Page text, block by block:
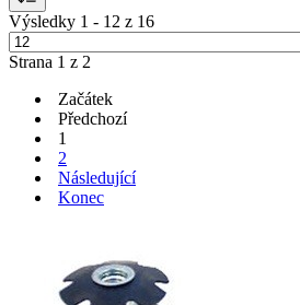
Výsledky 1 - 12 z 16
Strana 1 z 2
Začátek
Předchozí
1
2
Následující
Konec